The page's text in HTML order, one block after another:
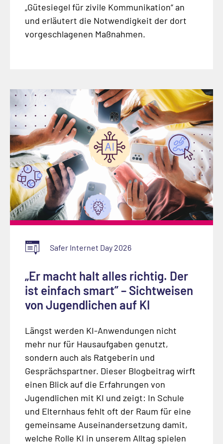
„Gütesiegel für zivile Kommunikation“ an
und erläutert die Notwendigkeit der dort
vorgeschlagenen Maßnahmen.
Safer Internet Day 2026
„Er macht halt alles richtig. Der
ist einfach smart” – Sichtweisen
von Jugendlichen auf KI
Längst werden KI-Anwendungen nicht
mehr nur für Hausaufgaben genutzt,
sondern auch als Ratgeberin und
Gesprächspartner. Dieser Blogbeitrag wirft
einen Blick auf die Erfahrungen von
Jugendlichen mit KI und zeigt: In Schule
und Elternhaus fehlt oft der Raum für eine
gemeinsame Auseinandersetzung damit,
welche Rolle KI in unserem Alltag spielen